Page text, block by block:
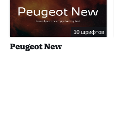
10 шрифтов
Peugeot New